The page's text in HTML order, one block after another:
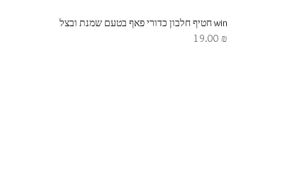
win חטיף חלבון כדורי פאף בטעם שמנת ובצל
19.00 ₪